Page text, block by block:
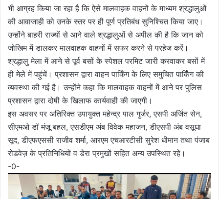
भी आग्रह किया जा रहा है कि ऐसे मालवाहक वाहनों के माध्यम श्रद्धालुओं
की आवाजाही को उनके स्तर पर ही पूर्ण प्रतिबंध सुनिश्चित किया जाए।
उन्होंने बाहरी राज्यों से आने वाले श्रद्धालुओं से अपील की है कि जान को
जोखिम में डालकर मालवाहक वाहनों में सफर करने से परहेज करें।
श्रद्धालु मेला में आने से पूर्व बसों के स्पेशल परमिट जारी करवाकर बसों में
ही मेले में पहुंचें। प्रशासन द्वारा वाहन पार्किंग के लिए समुचित पार्किंग की
व्यवस्था की गई है। उन्होंने कहा कि मालवाहक वाहनों में आने पर पुलिस
प्रशासन द्वारा दोषी के खिलाफ कार्यवाही की जाएगी।
इस अवसर पर अतिरिक्त उपायुक्त महेन्द्र पाल गुर्जर, एसपी अर्जित सेन,
सीएमओ डाॅ मंजू बहल, एसडीएम अंब विवेक महाजन, डीएसपी अंब वसूधा
सूद, डीएफएससी राजीव शर्मा, आरएम एचआरटीसी सुरेश धीमान तथा पंजाब
रोडवेज़ के प्रतिनिधियों व डेरा प्रमुखों सहित अन्य उपस्थित रहे।
-0-